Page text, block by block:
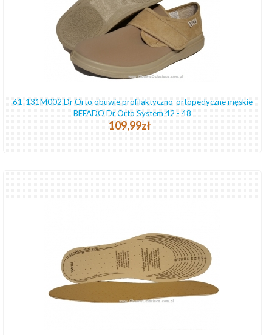
61-131M002 Dr Orto obuwie profilaktyczno-ortopedyczne męskie
BEFADO Dr Orto System 42 - 48
109,99zł